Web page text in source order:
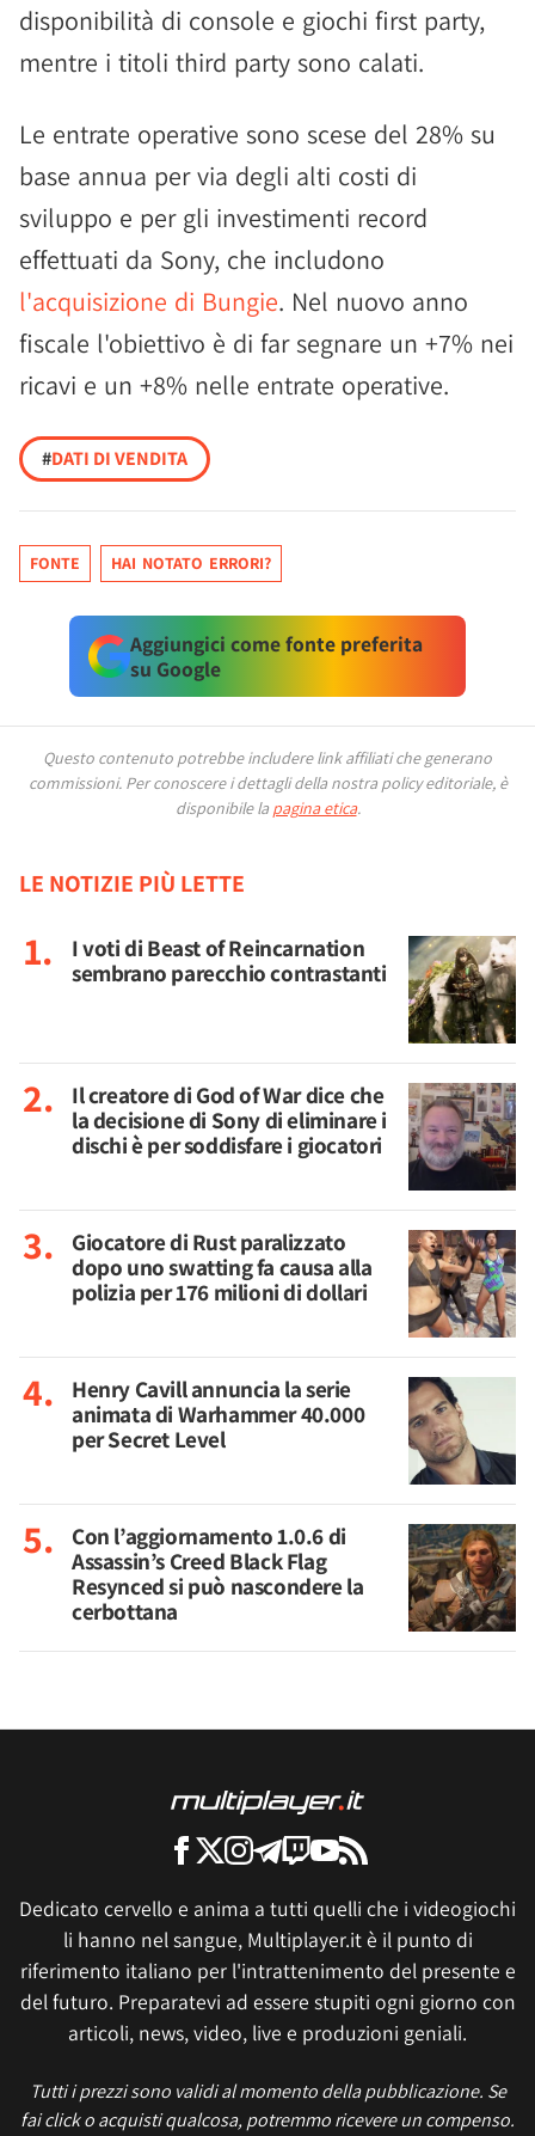
disponibilità di console e giochi first party,
mentre i titoli third party sono calati.
Le entrate operative sono scese del 28% su
base annua per via degli alti costi di
sviluppo e per gli investimenti record
effettuati da Sony, che includono
l'acquisizione di Bungie. Nel nuovo anno
fiscale l'obiettivo è di far segnare un +7% nei
ricavi e un +8% nelle entrate operative.
#DATI DI VENDITA
FONTE HAI NOTATO ERRORI?
Aggiungici come fonte preferita
su Google
Questo contenuto potrebbe includere link affiliati che generano
commissioni. Per conoscere i dettagli della nostra policy editoriale, è
disponibile la pagina etica.
LE NOTIZIE PIÙ LETTE
I voti di Beast of Reincarnation
sembrano parecchio contrastanti
Il creatore di God of War dice che
la decisione di Sony di eliminare i
dischi è per soddisfare i giocatori
Giocatore di Rust paralizzato
dopo uno swatting fa causa alla
polizia per 176 milioni di dollari
Henry Cavill annuncia la serie
animata di Warhammer 40.000
per Secret Level
Con l’aggiornamento 1.0.6 di
Assassin’s Creed Black Flag
Resynced si può nascondere la
cerbottana
Dedicato cervello e anima a tutti quelli che i videogiochi
li hanno nel sangue, Multiplayer.it è il punto di
riferimento italiano per l'intrattenimento del presente e
del futuro. Preparatevi ad essere stupiti ogni giorno con
articoli, news, video, live e produzioni geniali.
Tutti i prezzi sono validi al momento della pubblicazione. Se
fai click o acquisti qualcosa, potremmo ricevere un compenso.